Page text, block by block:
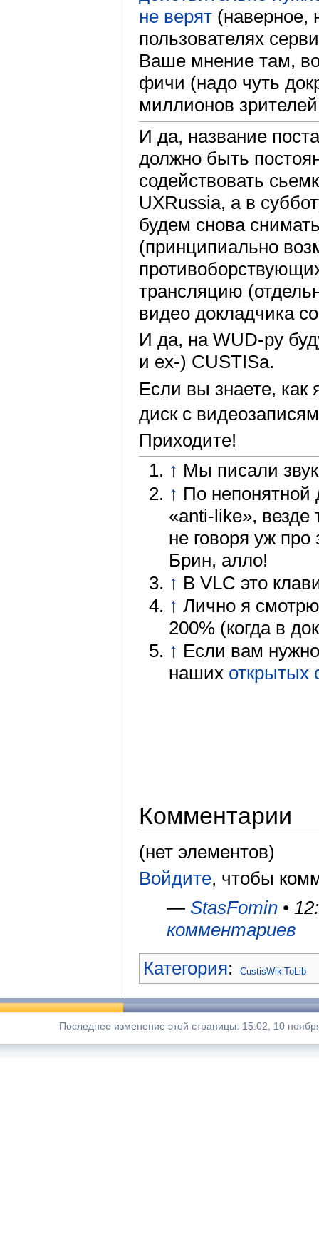
не верят (наверное,
пользователях
Ваше мнение там,
фичи (надо чуть
миллионов
И да, название
должно быть
содействовать
UXRussia, а в
будем снова
(принципиально
трансляцию
видео докладчика
И да, на WUD-ру
и ex-) CUSTISа.
Если вы знаете,
диск c
Приходите!
↑ Мы писали
↑ По непонятной
«anti-like», везде
не говоря уж
Брин, алло!
↑ В VLC это
↑ Лично я
200% (когда в
↑ Если вам
наших открытых
Комментарии
(нет элементов)
Войдите, чтобы
— StasFomin •
комментариев
Категория: CustisWikiToLib
Последнее изменение этой страницы: 15:02, 10